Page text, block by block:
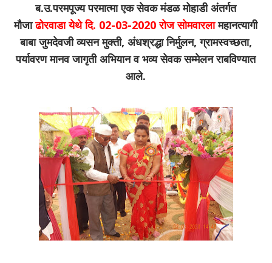
ब.उ.परमपूज्य परमात्मा एक सेवक मंडळ मोहाडी अंतर्गत
मौजाढोरवाडायेथे दि. 02-03-2020 रोज सोमवारलामहानत्यागी
बाबा जुमदेवजी व्यसन मुक्ती, अंधश्रद्धा निर्मुलन, ग्रामस्वच्छता,
पर्यावरण मानव जागृती अभियान व भव्य सेवक सम्मेलन राबविण्यात
आले.